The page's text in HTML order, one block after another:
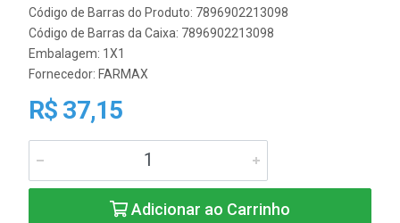
Código de Barras do Produto: 7896902213098
Código de Barras da Caixa: 7896902213098
Embalagem: 1X1
Fornecedor: FARMAX
R$ 37,15
Adicionar ao Carrinho